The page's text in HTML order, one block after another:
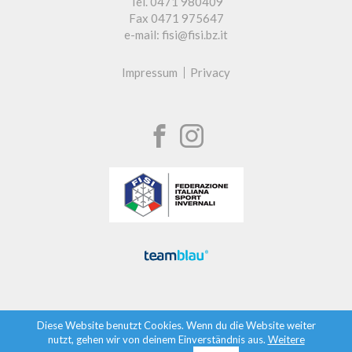
Fax 0471 975647
e-mail: fisi@fisi.bz.it
Impressum Privacy
Diese Website benutzt Cookies. Wenn du die Website weiter
nutzt, gehen wir von deinem Einverständnis aus. Weitere